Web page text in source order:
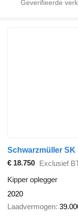
Schwarzmüller SK
€ 18.750 Exclusief
Kipper oplegger
2020
Laadvermogen